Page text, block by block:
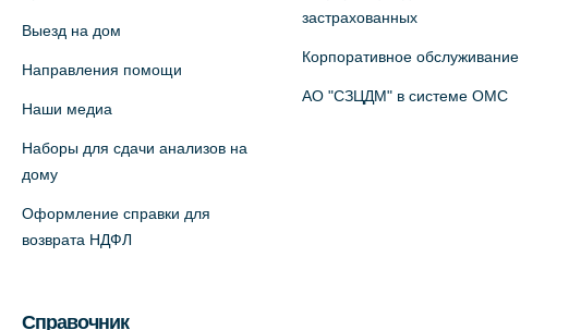
На карте
партнер)
+7 (812) 660-73-69
На карте
Семейный" (официальный партнер),
Выезд на дом
Направления помощи
Наши медиа
Наборы для сдачи анализов на
дому
Оформление справки для
возврата НДФЛ
Справочник
застрахованных
Корпоративное обслуживание
АО "СЗЦДМ" в системе ОМС